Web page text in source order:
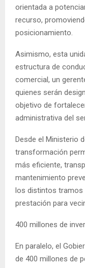
orientada a
recurso,
posicionamiento.
Asimismo, esta
estructura de
comercial, un
quienes serán
objetivo de
administrativa del
Desde el Ministerio
transformación
más eficiente,
mantenimiento
los distintos tramos
prestación para
400 millones de
En paralelo, el
de 400 millones de